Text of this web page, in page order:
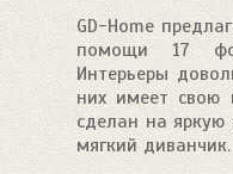
GD-Home
помощи 17
Интерьеры
них имеет свою
сделан на яркую
мягкий диванчик.